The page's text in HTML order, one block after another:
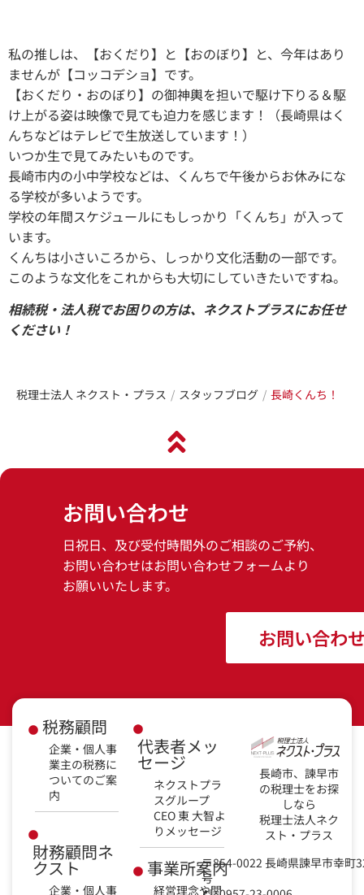
私の推しは、【おくだり】と【おのぼり】と、今年はあり
ませんが【コッコデショ】です。
【おくだり・おのぼり】の御神輿を担いで駆け下りる＆駆
け上がる姿は映像で見ても迫力を感じます！（長崎県はく
んちなどはテレビで生放送しています！）
いつか生で見てみたいものです。
長崎市内の小中学校などは、くんちで午後からお休みにな
る学校が多いようです。
学校の年間スケジュールにもしっかり「くんち」が入って
います。
くんちは小さいころから、しっかり文化活動の一部です。
このような文化をこれからも大切にしていきたいですね。
相続税・法人税でお困りの方は、ネクストプラスにお任せ
ください！
税理士法人 ネクスト・プラス スタッフブログ 長崎くんち！
お問い合わせ
日祝日、及び受付時間外のご相談のご予約、
お問い合わせはお問い合わせフォームより
お願いいたします。
お問い合わ
税務顧問
企業・個人事
業主の税務に
ついてのご案
内
財務顧問ネ
クスト
企業・個人事
代表者メッ
セージ
ネクストプラ
スグループ
CEO 東 大智よ
りメッセージ
事業所案内
経営理念や関
長崎市、諫早市
の税理士をお探
しなら
税理士法人ネク
スト・プラス
〒854-0022 長崎県諫早市幸町
号